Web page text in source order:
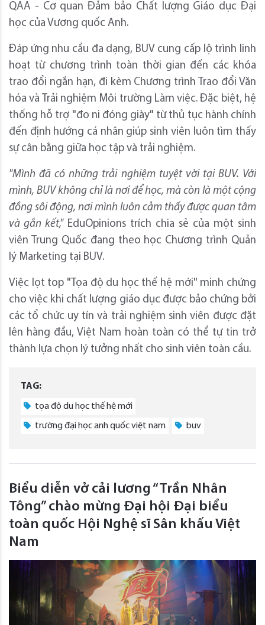
QAA - Cơ quan Đảm bảo Chất lượng Giáo dục Đại
học của Vương quốc Anh.
Đáp ứng nhu cầu đa dạng, BUV cung cấp lộ trình linh
hoạt từ chương trình toàn thời gian đến các khóa
trao đổi ngắn hạn, đi kèm Chương trình Trao đổi Văn
hóa và Trải nghiệm Môi trường Làm việc. Đặc biệt, hệ
thống hỗ trợ "đo ni đóng giày" từ thủ tục hành chính
đến định hướng cá nhân giúp sinh viên luôn tìm thấy
sự cân bằng giữa học tập và trải nghiệm.
"Mình đã có những trải nghiệm tuyệt vời tại BUV. Với
mình, BUV không chỉ là nơi để học, mà còn là một cộng
đồng sôi động, nơi mình luôn cảm thấy được quan tâm
và gắn kết,"EduOpinions trích chia sẻ của một sinh
viên Trung Quốc đang theo học Chương trình Quản
lý Marketing tại BUV.
Việc lọt top "Tọa độ du học thế hệ mới" minh chứng
cho việc khi chất lượng giáo dục được bảo chứng bởi
các tổ chức uy tín và trải nghiệm sinh viên được đặt
lên hàng đầu, Việt Nam hoàn toàn có thể tự tin trở
thành lựa chọn lý tưởng nhất cho sinh viên toàn cầu.
TAG:
tọa độ du học thế hệ mới
trường đại học anh quốc việt nam buv
Biểu diễn vở cải lương “Trần Nhân
Tông” chào mừng Đại hội Đại biểu
toàn quốc Hội Nghệ sĩ Sân khấu Việt
Nam